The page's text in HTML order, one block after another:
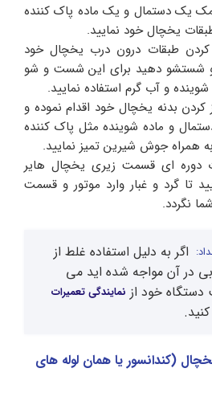
یک دستمال و یک ماده پاک کننده
یخچال خود نمایید.
کردن طبقات درون درب یخچال خود
و شستشو دهید برای این شست و شو
و آب گرم استفاده نمایید.
بدنه یخچال خود اقدام نموده و
و ماده شوینده مثل پاک کننده
همراه جوش شیرین تمیز نمایید.
دوره ای قسمت زیری یخچال هایر
تا گرد و غبار وارد موتور و قسمت
نگردد.
اگر به دلیل استفاده غلط از
در آن مواجه شده اید می
دستگاه خود از نمایندگی تعمیرات
(کندانسور یا همان لوله های